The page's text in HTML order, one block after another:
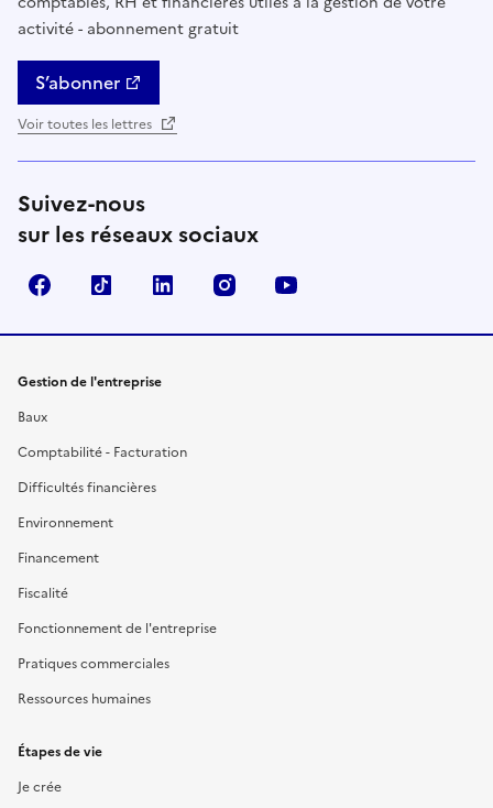
activité - abonnement gratuit
S’abonner
Voir toutes les lettres
Suivez-nous
sur les réseaux sociaux
FacebookTikTok Linkedin Instagram
Gestion de l'entreprise
Baux
Comptabilité - Facturation
Difficultés financières
Environnement
Financement
Fiscalité
Fonctionnement de l'entreprise
Pratiques commerciales
Ressources humaines
Étapes de vie
Je crée